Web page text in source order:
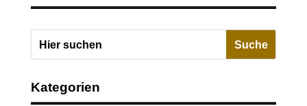
Kategorien